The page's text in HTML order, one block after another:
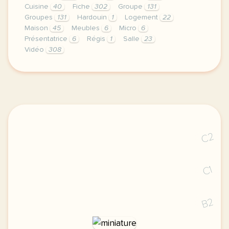
Cuisine
40 Fiche 302 Groupe
131
Groupes
131 Hardouin 1 Logement
22
Maison
45 Meubles 6 Micro
6
Présentatrice
6 Régis 1 Salle
23
Vidéo
308
le respect de votre vie privee est une priorite
C2
C1
B2